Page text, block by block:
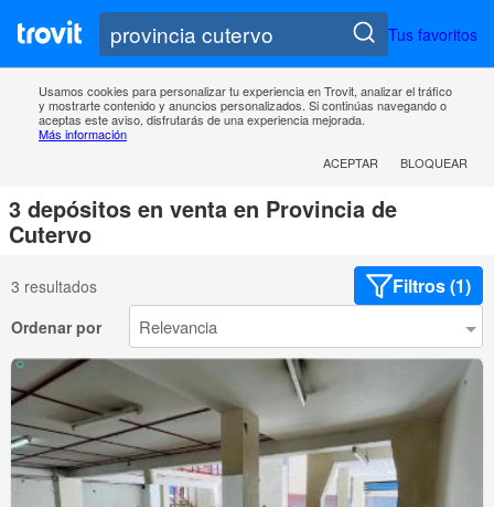
Tus favoritos
Usamos cookies para personalizar tu experiencia en Trovit, analizar el tráfico
y mostrarte contenido y anuncios personalizados. Si continúas navegando o
aceptas este aviso, disfrutarás de una experiencia mejorada.
Más información
ACEPTAR
BLOQUEAR
3 depósitos en venta en Provincia de
Cutervo
3 resultados Filtros (1)
Ordenar por